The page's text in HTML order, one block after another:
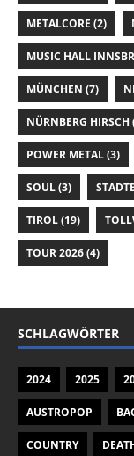
METALCORE (2)
MUSIC HALL
MÜNCHEN (7)
NÜRNBERG HIRSCH
POWER METAL(3)
SOUL(3)
TIROL(19)
TOUR 2026(4)
SCHLAGWÖRTER
2024 2025
AUSTROPOP
COUNTRY